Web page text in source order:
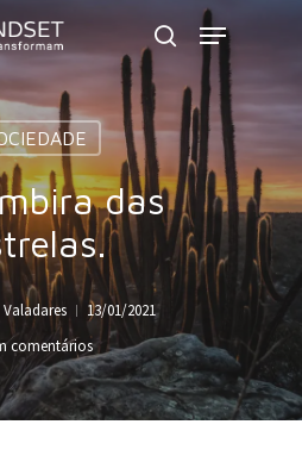
search
Menu
das
13/01/2021
comentários
Menu